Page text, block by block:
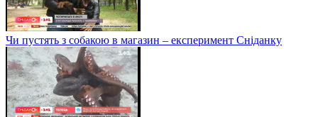
Чи пустять з собакою в магазин – експеримент Сніданку